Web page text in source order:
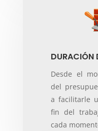
DURACIÓN
Desde el
del
a facilitarle
fin del
cada